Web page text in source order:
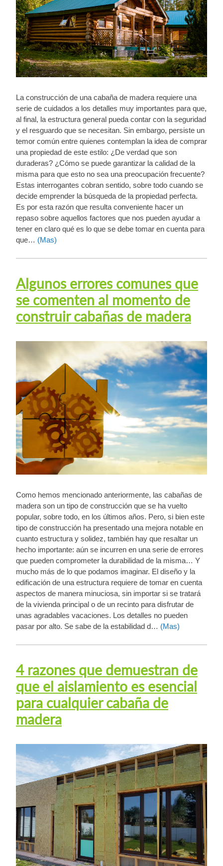
La construcción de una cabaña de madera requiere una
serie de cuidados a los detalles muy importantes para que,
al final, la estructura general pueda contar con la seguridad
y el resguardo que se necesitan. Sin embargo, persiste un
temor común entre quienes contemplan la idea de comprar
una propiedad de este estilo: ¿De verdad que son
duraderas? ¿Cómo se puede garantizar la calidad de la
misma para que esto no sea una preocupación frecuente?
Estas interrogantes cobran sentido, sobre todo cuando se
decide emprender la búsqueda de la propiedad perfecta.
Es por esta razón que resulta conveniente hacer un
repaso sobre aquellos factores que nos pueden ayudar a
tener en claro qué es lo que se debe tomar en cuenta para
que… (Mas)
Algunos errores comunes que
se comenten al momento de
construir cabañas de madera
Como hemos mencionado anteriormente, las cabañas de
madera son un tipo de construcción que se ha vuelto
popular, sobre todo, en los últimos años. Pero, si bien este
tipo de construcción ha presentado una mejora notable en
cuanto estructura y solidez, también hay que resaltar un
hecho importante: aún se incurren en una serie de errores
que pueden comprometer la durabilidad de la misma… Y
mucho más de lo que podamos imaginar. El diseño y la
edificación de una estructura requiere de tomar en cuenta
aspectos de manera minuciosa, sin importar si se tratará
de la vivienda principal o de un recinto para disfrutar de
unas agradables vacaciones. Los detalles no pueden
pasar por alto. Se sabe de la estabilidad d… (Mas)
4 razones que demuestran de
que el aislamiento es esencial
para cualquier cabaña de
madera